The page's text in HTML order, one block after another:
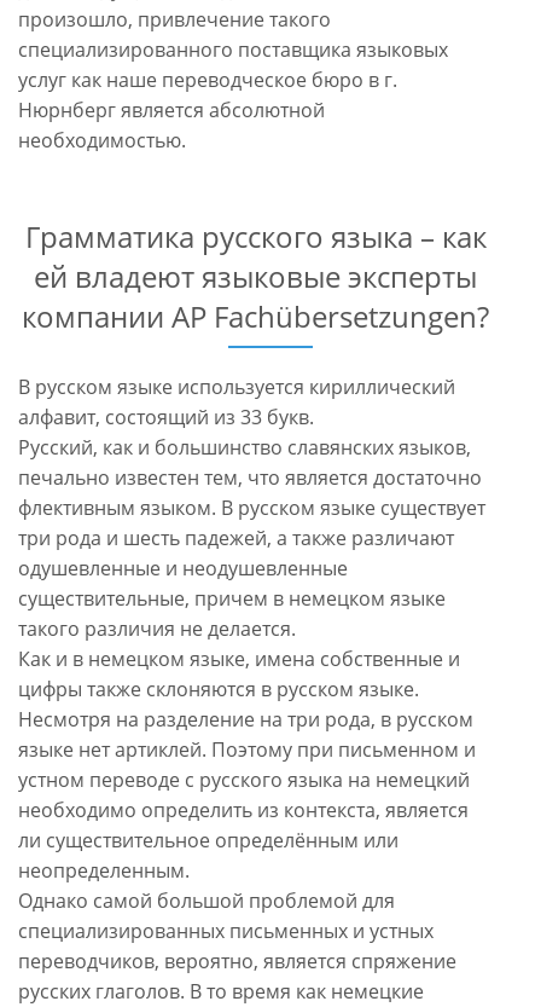
произошло, привлечение такого
специализированного поставщика языковых
услуг как наше переводческое бюро в г.
Нюрнберг является абсолютной
необходимостью.
Грамматика русского языка – как
ей владеют языковые эксперты
компании AP Fachübersetzungen?
В русском языке используется кириллический
алфавит, состоящий из 33 букв.
Русский, как и большинство славянских языков,
печально известен тем, что является достаточно
флективным языком. В русском языке существует
три рода и шесть падежей, а также различают
одушевленные и неодушевленные
существительные, причем в немецком языке
такого различия не делается.
Как и в немецком языке, имена собственные и
цифры также склоняются в русском языке.
Несмотря на разделение на три рода, в русском
языке нет артиклей. Поэтому при письменном и
устном переводе с русского языка на немецкий
необходимо определить из контекста, является
ли существительное определённым или
неопределенным.
Однако самой большой проблемой для
специализированных письменных и устных
переводчиков, вероятно, является спряжение
русских глаголов. В то время как немецкие